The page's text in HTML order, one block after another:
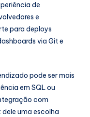
de
e
para deploys
via Git e
pode ser mais
em SQL ou
com
uma escolha